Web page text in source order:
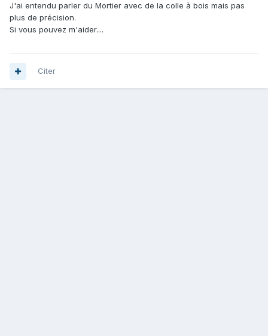
J'ai entendu parler du Mortier avec de la colle à bois mais pas
plus de précision.
Si vous pouvez m'aider....
Citer